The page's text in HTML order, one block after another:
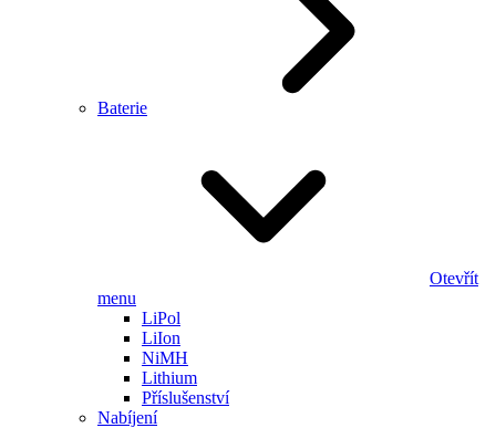
Baterie
Otevřít
menu
LiPol
LiIon
NiMH
Lithium
Příslušenství
Nabíjení